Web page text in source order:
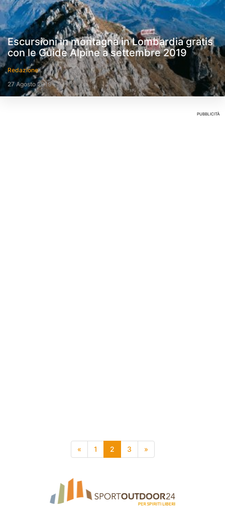
Escursioni in montagna in Lombardia gratis
con le Guide Alpine a settembre 2019
Redazione
27 Agosto 2019
PUBBLICITÀ
« 1 2 3 »